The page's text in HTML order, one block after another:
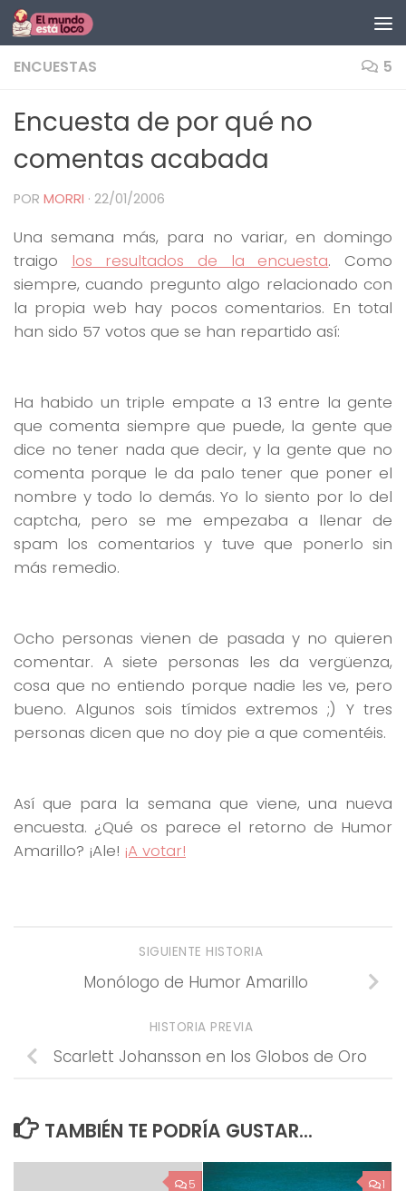
Saltar al contenido
ENCUESTAS 5
Encuesta de por qué no
comentas acabada
POR MORRI · 22/01/2006
Una semana más, para no variar, en domingo
traigo los resultados de la encuesta. Como
siempre, cuando pregunto algo relacionado con
la propia web hay pocos comentarios. En total
han sido 57 votos que se han repartido así:
Ha habido un triple empate a 13 entre la gente
que comenta siempre que puede, la gente que
dice no tener nada que decir, y la gente que no
comenta porque le da palo tener que poner el
nombre y todo lo demás. Yo lo siento por lo del
captcha, pero se me empezaba a llenar de
spam los comentarios y tuve que ponerlo sin
más remedio.
Ocho personas vienen de pasada y no quieren
comentar. A siete personas les da vergüenza,
cosa que no entiendo porque nadie les ve, pero
bueno. Algunos sois tímidos extremos ;) Y tres
personas dicen que no doy pie a que comentéis.
Así que para la semana que viene, una nueva
encuesta. ¿Qué os parece el retorno de Humor
Amarillo? ¡Ale! ¡A votar!
SIGUIENTE HISTORIA
Monólogo de Humor Amarillo
HISTORIA PREVIA
Scarlett Johansson en los Globos de Oro
TAMBIÉN TE PODRÍA GUSTAR...
5 1